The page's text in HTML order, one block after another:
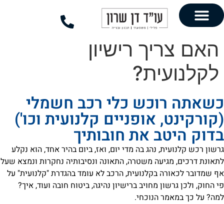
לתוכן
רישיון
כלי רכב חשמלי
אופניים קלנועית וכו')
את חובותיך
נהג בה מדי יום, ואז, ביום בהיר אחד, הוא נקלע
משטרה, התאונה ונסיבותיה נחקרות ונמצא שעל
בקלנועית, הרכב לא עומד בהגדרת "קלנועית" על
מחויב ברישיון נהיגה, ביטוח חובה ועוד, איך?
הנוכחי.